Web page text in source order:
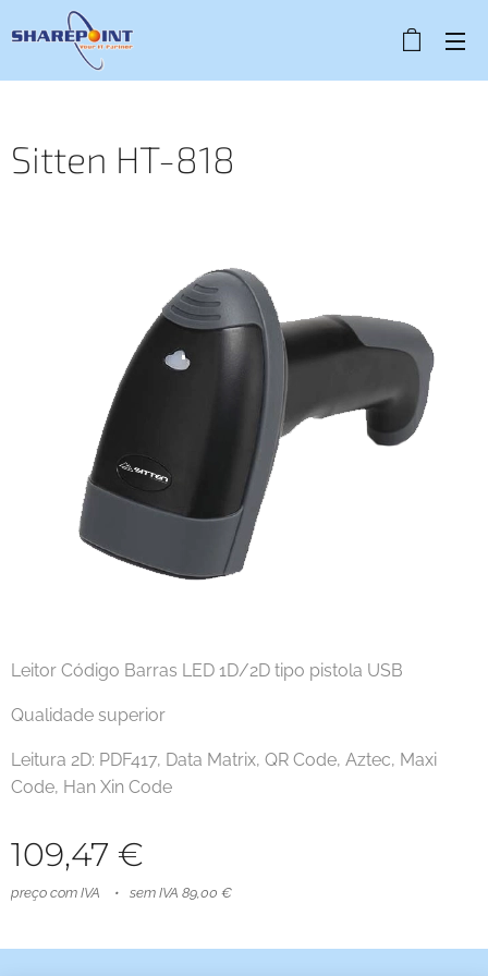
Sitten HT-818
Leitor Código Barras LED 1D/2D tipo pistola USB
Qualidade superior
Leitura 2D: PDF417, Data Matrix, QR Code, Aztec, Maxi
Code, Han Xin Code
109,47 €
preço com IVA sem IVA 89,00 €